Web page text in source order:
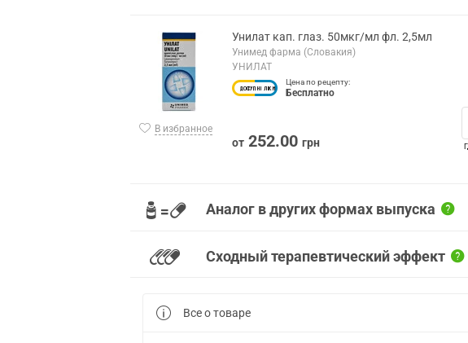
В избранное
Унилат кап. глаз. 50мкг/мл фл. 2,5мл
Унимед фарма (Словакия)
УНИЛАТ
Цена по рецепту:
Бесплатно
от 252.00 грн
Аналог в других формах выпуска
Сходный терапевтический эффект
Все о товаре